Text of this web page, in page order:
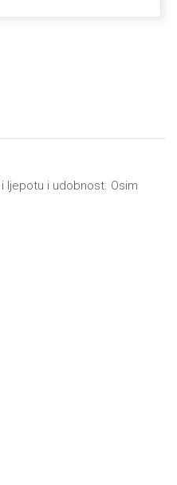
ljepotu i udobnost. Osim